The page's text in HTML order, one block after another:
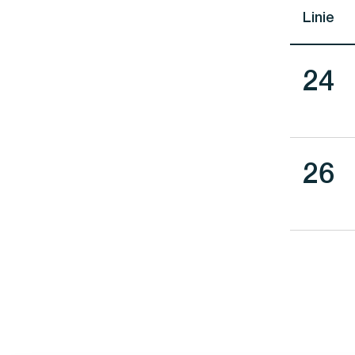
Linie
Linie
24
Linie
26